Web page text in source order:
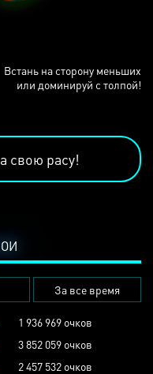
Встань на сторону меньших
или доминируй с толпой!
свою расу!
За все время
1 936 969 очков
3 852 059 очков
2 457 532 очков